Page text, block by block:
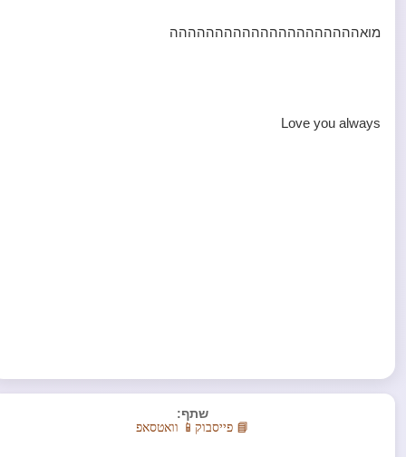
מואההההההההההההההההההההה
Love you always
שתף:
📘 פייסבוק 📱 וואטסאפ